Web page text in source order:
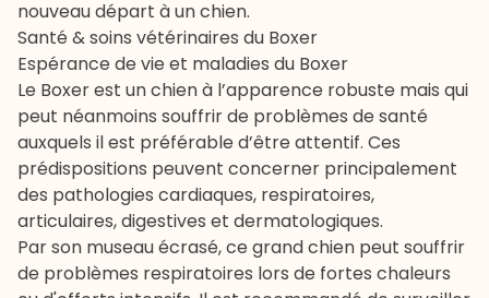
nouveau départ à un chien.
Santé & soins vétérinaires du Boxer
Espérance de vie et maladies du Boxer
Le Boxer est un chien à l’apparence robuste mais qui
peut néanmoins souffrir de problèmes de santé
auxquels il est préférable d’être attentif. Ces
prédispositions peuvent concerner principalement
des pathologies cardiaques, respiratoires,
articulaires, digestives et dermatologiques.
Par son museau écrasé, ce grand chien peut souffrir
de problèmes respiratoires lors de fortes chaleurs